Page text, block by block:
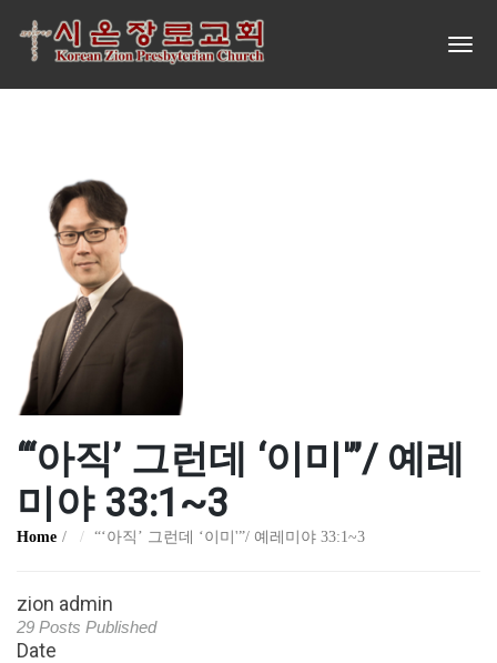
“‘아직’ 그런데 ‘이미'”/ 예레
미야 33:1~3
Home “‘아직’ 그런데 ‘이미'”/ 예레미야 33:1~3
zion admin
29 Posts Published
Date